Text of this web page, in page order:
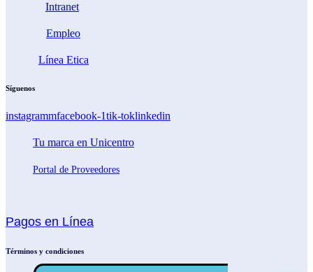
Intranet
Empleo
Línea Etica
Síguenos
instagrammfacebook-1tik-toklinkedin
Tu marca en Unicentro
Portal de Proveedores
Pagos en Línea
Términos y condiciones